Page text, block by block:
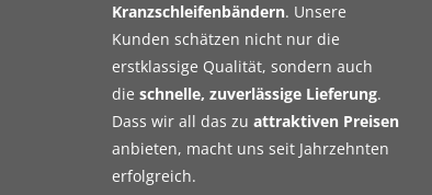
Kranzschleifenbändern. Unsere
Kunden schätzen nicht nur die
erstklassige Qualität, sondern auch
die schnelle, zuverlässige Lieferung.
Dass wir all das zu attraktiven Preisen
anbieten, macht uns seit Jahrzehnten
erfolgreich.